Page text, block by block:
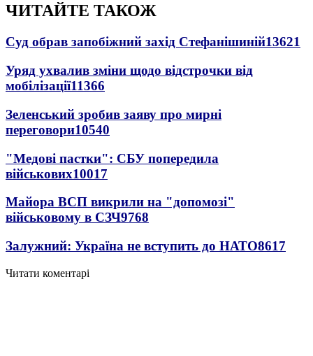
ЧИТАЙТЕ ТАКОЖ
Суд обрав запобіжний захід Стефанішиній13621
Уряд ухвалив зміни щодо відстрочки від
мобілізації11366
Зеленський зробив заяву про мирні
переговори10540
"Медові пастки": СБУ попередила
військових10017
Майора ВСП викрили на "допомозі"
військовому в СЗЧ9768
Залужний: Україна не вступить до НАТО8617
Читати коментарі